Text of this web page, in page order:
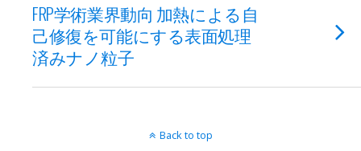
FRP学術業界動向 加熱による自
己修復を可能にする表面処理
済みナノ粒子
Back to top